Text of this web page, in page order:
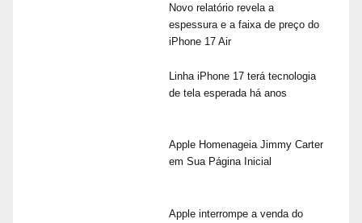
Novo relatório revela a
espessura e a faixa de preço do
iPhone 17 Air
Linha iPhone 17 terá tecnologia
de tela esperada há anos
Apple Homenageia Jimmy Carter
em Sua Página Inicial
Apple interrompe a venda do